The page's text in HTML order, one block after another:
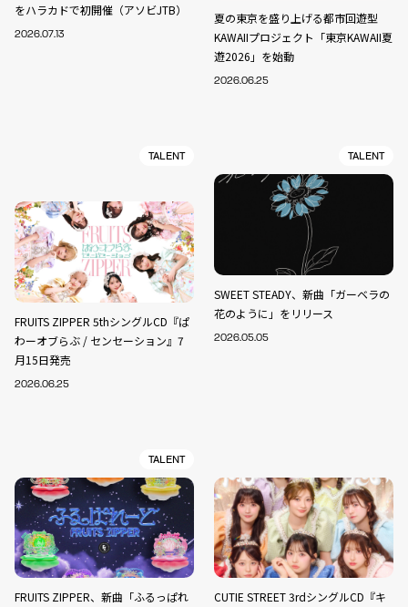
をハラカドで初開催（アソビJTB）
2026.07.13
夏の東京を盛り上げる都市回遊型
KAWAIIプロジェクト「東京KAWAII夏
遊2026」を始動
2026.06.25
TALENT
FRUITS ZIPPER 5thシングルCD『ぱ
わーオブらぶ / センセーション』7
月15日発売
2026.06.25
TALENT
SWEET STEADY、新曲「ガーベラの
花のように」をリリース
2026.05.05
TALENT
FRUITS ZIPPER、新曲「ふるっぱれ
CUTIE STREET 3rdシングルCD『キ